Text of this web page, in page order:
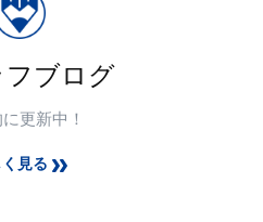
フブログ
更新中！
見る